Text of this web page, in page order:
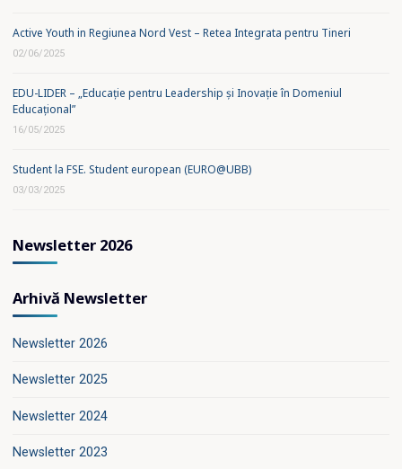
Active Youth in Regiunea Nord Vest – Retea Integrata pentru Tineri
02/06/2025
EDU-LIDER – „Educație pentru Leadership și Inovație în Domeniul
Educațional”
16/05/2025
Student la FSE. Student european (EURO@UBB)
03/03/2025
Newsletter 2026
Arhivă Newsletter
Newsletter 2026
Newsletter 2025
Newsletter 2024
Newsletter 2023